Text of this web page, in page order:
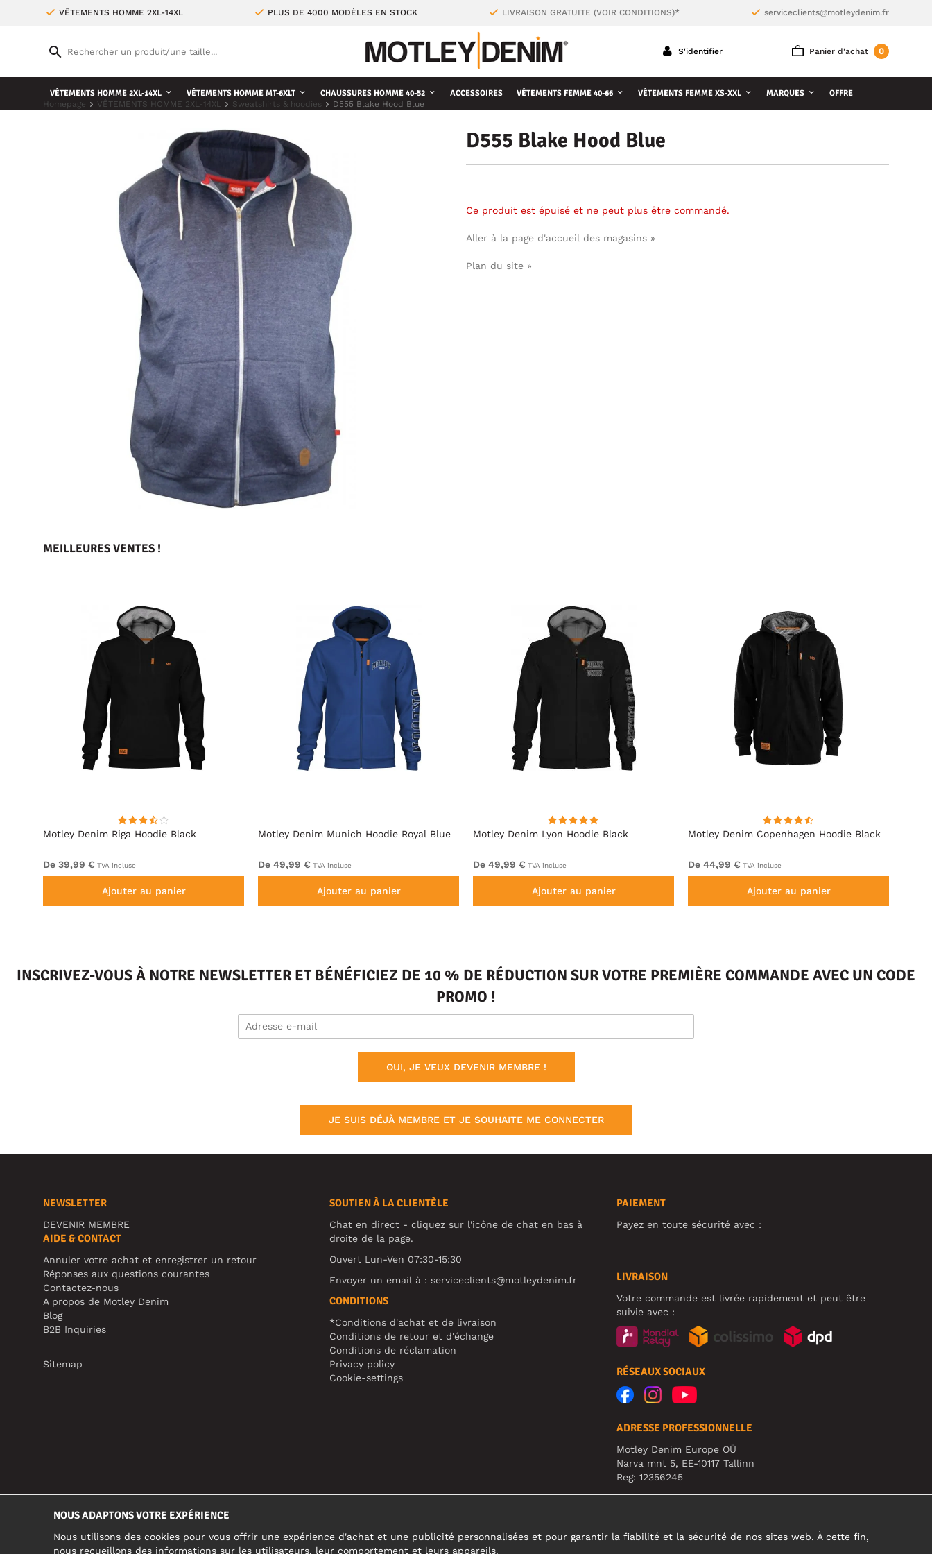
VÊTEMENTS HOMME 2XL-14XL PLUS DE 4000 MODÈLES EN STOCK LIVRAISON GRATUITE (VOIR CONDITIONS)* serviceclients@motleydenim.fr
Panier d'achat 0
S'identifier
VÊTEMENTS HOMME 2XL-14XL VÊTEMENTS HOMME MT-6XLT CHAUSSURES HOMME 40-52 ACCESSOIRES VÊTEMENTS FEMME 40-66 VÊTEMENTS FEMME XS-XXL MARQUES OFFRE
Homepage VÊTEMENTS HOMME 2XL-14XL Sweatshirts & hoodies D555 Blake Hood Blue
D555 Blake Hood Blue
Ce produit est épuisé et ne peut plus être commandé.
Aller à la page d'accueil des magasins »
Plan du site »
MEILLEURES VENTES !
Motley Denim Riga Hoodie Black
De 39,99 € TVA incluse
Ajouter au panier
Motley Denim Munich Hoodie Royal Blue
De 49,99 € TVA incluse
Ajouter au panier
Motley Denim Lyon Hoodie Black
De 49,99 € TVA incluse
Ajouter au panier
Motley Denim Copenhagen Hoodie Black
De 44,99 € TVA incluse
Ajouter au panier
INSCRIVEZ-VOUS À NOTRE NEWSLETTER ET BÉNÉFICIEZ DE 10 % DE RÉDUCTION SUR VOTRE PREMIÈRE COMMANDE AVEC UN CODE
PROMO !
OUI, JE VEUX DEVENIR MEMBRE !
JE SUIS DÉJÀ MEMBRE ET JE SOUHAITE ME CONNECTER
NEWSLETTER
DEVENIR MEMBRE
AIDE & CONTACT
Annuler votre achat et enregistrer un retour
Réponses aux questions courantes
Contactez-nous
A propos de Motley Denim
Blog
B2B Inquiries
Sitemap
SOUTIEN À LA CLIENTÈLE
Chat en direct - cliquez sur l'icône de chat en bas à
droite de la page.
Ouvert Lun-Ven 07:30-15:30
Envoyer un email à :serviceclients@motleydenim.fr
CONDITIONS
*Conditions d'achat et de livraison
Conditions de retour et d'échange
Conditions de réclamation
Privacy policy
Cookie-settings
PAIEMENT
Payez en toute sécurité avec :
LIVRAISON
Votre commande est livrée rapidement et peut être
suivie avec :
RÉSEAUX SOCIAUX
ADRESSE PROFESSIONNELLE
Motley Denim Europe OÜ
Narva mnt 5, EE-10117 Tallinn
Reg: 12356245
ATTENTION ! N'envoyez pas les retours de produits à
NOUS ADAPTONS VOTRE EXPÉRIENCE
Nous utilisons des cookies pour vous offrir une expérience d'achat et une publicité personnalisées et pour garantir la fiabilité et la sécurité de nos sites web. À cette fin,
nous recueillons des informations sur les utilisateurs, leur comportement et leurs appareils.